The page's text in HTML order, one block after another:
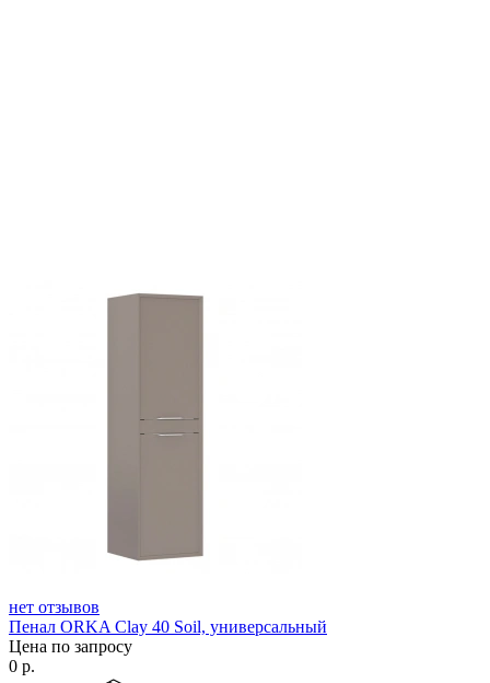
нет отзывов
Пенал ORKA Clay 40 Soil, универсальный
Цена по запросу
0 р.